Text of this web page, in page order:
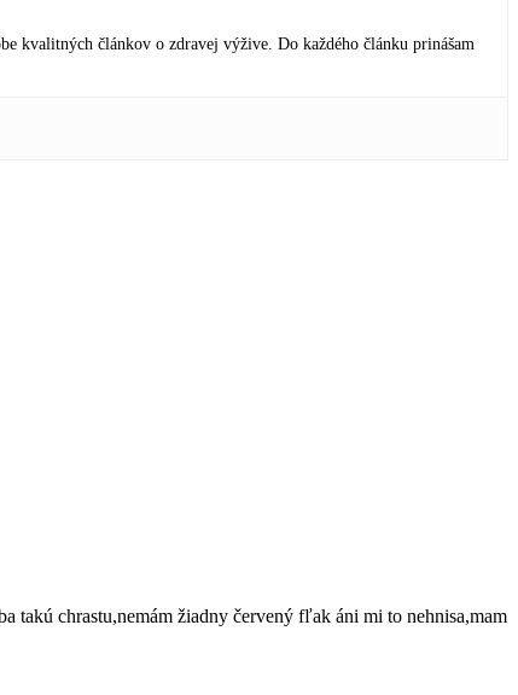
kvalitných článkov o zdravej výžive. Do každého článku prinášam
takú chrastu,nemám žiadny červený fľak áni mi to nehnisa,mam